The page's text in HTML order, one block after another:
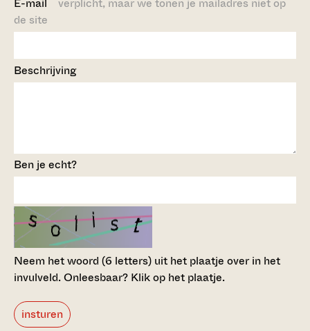
E-mail verplicht, maar we tonen je mailadres niet op
de site
Beschrijving
Ben je echt?
Neem het woord (6 letters) uit het plaatje over in het
invulveld.Onleesbaar? Klik op het plaatje.
insturen